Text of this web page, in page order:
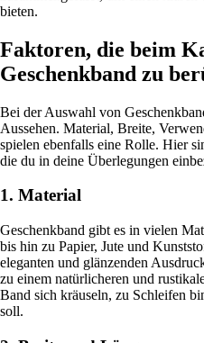
bieten.
Faktoren, die beim
Geschenkband zu
Bei der Auswahl von
Aussehen. Material, Breite,
spielen ebenfalls eine Rolle. Hier
die du in deine Überlegungen
1. Material
Geschenkband gibt es in vielen
bis hin zu Papier, Jute und
eleganten und glänzenden
zu einem natürlicheren und
Band sich kräuseln, zu Schleifen
soll.